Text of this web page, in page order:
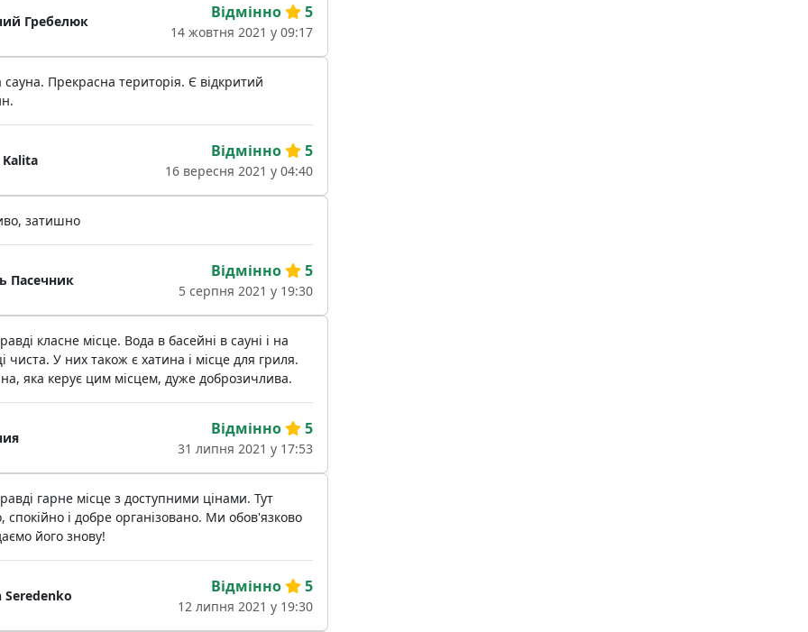
Гребелюк Відмінно 5
14 жовтня 2021 у 09:17
сауна. Прекрасна територія. Є відкритий
Kalita Відмінно 5
16 вересня 2021 у 04:40
затишно
Пасечник Відмінно 5
5 серпня 2021 у 19:30
класне місце. Вода в басейні в сауні і на
чиста. У них також є хатина і місце для гриля.
яка керує цим місцем, дуже доброзичлива.
Відмінно 5
31 липня 2021 у 17:53
гарне місце з доступними цінами. Тут
спокійно і добре організовано. Ми обов'язково
його знову!
Seredenko Відмінно 5
12 липня 2021 у 19:30